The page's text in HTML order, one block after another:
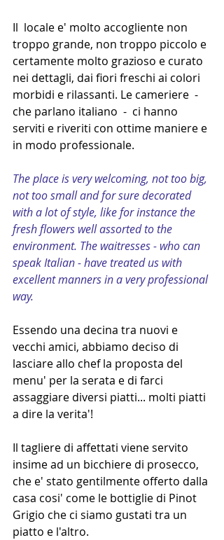
Il  locale e' molto accogliente non
troppo grande, non troppo piccolo e
certamente molto grazioso e curato
nei dettagli, dai fiori freschi ai colori
morbidi e rilassanti. Le cameriere  -
che parlano italiano  -  ci hanno
serviti e riveriti con ottime maniere e
in modo professionale.
The place is very welcoming, not too big,
not too small and for sure decorated
with a lot of style, like for instance the
fresh flowers well assorted to the
environment. The waitresses - who can
speak Italian - have treated us with
excellent manners in a very professional
way.
Essendo una decina tra nuovi e
vecchi amici, abbiamo deciso di
lasciare allo chef la proposta del
menu' per la serata e di farci
assaggiare diversi piatti... molti piatti
a dire la verita'!
Il tagliere di affettati viene servito
insime ad un bicchiere di prosecco,
che e' stato gentilmente offerto dalla
casa cosi' come le bottiglie di Pinot
Grigio che ci siamo gustati tra un
piatto e l'altro.